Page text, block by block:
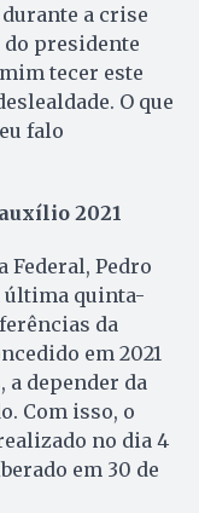
a crise
presidente
tecer este
O que
falo
2021
Federal, Pedro
última quinta-
da
em 2021
a depender da
Com isso, o
no dia 4
em 30 de